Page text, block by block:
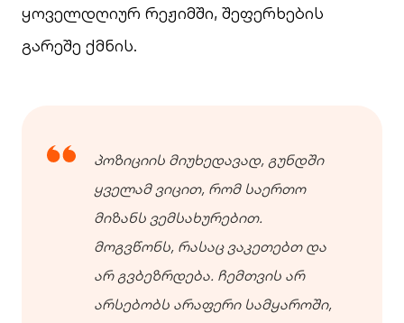
ყოველდღიურ რეჟიმში, შეფერხების
გარეშე ქმნის.
პოზიციის მიუხედავად, გუნდში
ყველამ ვიცით, რომ საერთო
მიზანს ვემსახურებით.
მოგვწონს, რასაც ვაკეთებთ და
არ გვბეზრდება. ჩემთვის არ
არსებობს არაფერი სამყაროში,